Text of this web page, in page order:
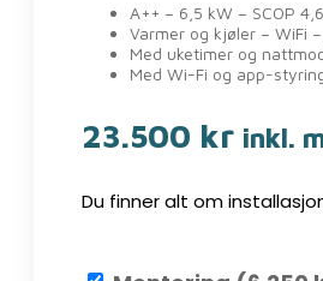
A++ – 6,5 kW – SCOP 4,6
Varmer og kjøler – WiFi
Med uketimer og
Med Wi-Fi og app-
23.500 kr inkl.
Du finner alt om